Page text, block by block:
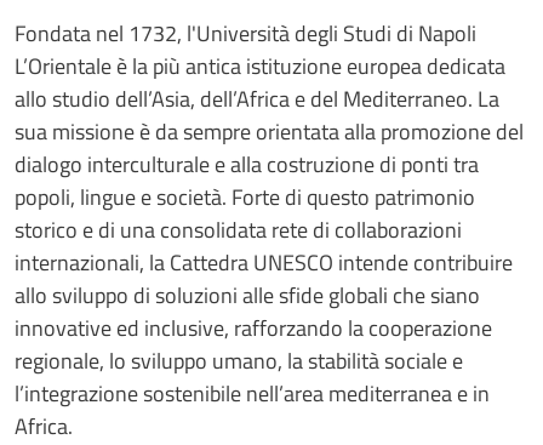
Fondata nel 1732, l'Università degli Studi di Napoli
L’Orientale è la più antica istituzione europea dedicata
allo studio dell’Asia, dell’Africa e del Mediterraneo. La
sua missione è da sempre orientata alla promozione del
dialogo interculturale e alla costruzione di ponti tra
popoli, lingue e società. Forte di questo patrimonio
storico e di una consolidata rete di collaborazioni
internazionali, la Cattedra UNESCO intende contribuire
allo sviluppo di soluzioni alle sfide globali che siano
innovative ed inclusive, rafforzando la cooperazione
regionale, lo sviluppo umano, la stabilità sociale e
l’integrazione sostenibile nell’area mediterranea e in
Africa.